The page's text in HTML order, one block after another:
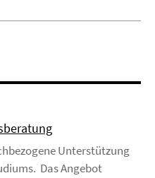
Unterstützung
Das Angebot